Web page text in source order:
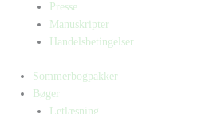
Presse
Manuskripter
Handelsbetingelser
Sommerbogpakker
Bøger
Letlæsning